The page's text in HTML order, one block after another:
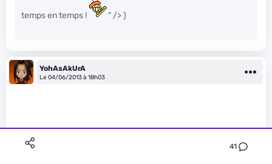
41
temps en temps ! " /> )
YohAsAkUrA
Le 04/06/2013 à 18h03